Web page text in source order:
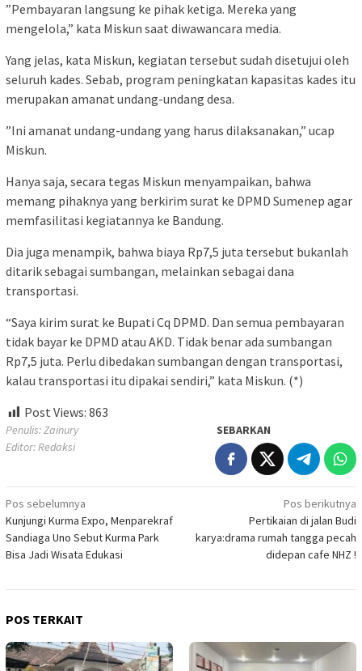
”Pembayaran langsung ke pihak ketiga. Mereka yang
mengelola,” kata Miskun saat diwawancara media.
Yang jelas, kata Miskun, kegiatan tersebut sudah disetujui oleh
seluruh kades. Sebab, program peningkatan kapasitas kades itu
merupakan amanat undang-undang desa.
”Ini amanat undang-undang yang harus dilaksanakan,” ucap
Miskun.
Hanya saja, secara tegas Miskun menyampaikan, bahwa
memang pihaknya yang berkirim surat ke DPMD Sumenep agar
memfasilitasi kegiatannya ke Bandung.
Dia juga menampik, bahwa biaya Rp7,5 juta tersebut bukanlah
ditarik sebagai sumbangan, melainkan sebagai dana
transportasi.
“Saya kirim surat ke Bupati Cq DPMD. Dan semua pembayaran
tidak bayar ke DPMD atau AKD. Tidak benar ada sumbangan
Rp7,5 juta. Perlu dibedakan sumbangan dengan transportasi,
kalau transportasi itu dipakai sendiri,” kata Miskun. (*)
Post Views: 863
Penulis: Zainury
Editor: Redaksi
SEBARKAN
Navigasi
pos
Pos sebelumnya
Kunjungi Kurma Expo, Menparekraf
Sandiaga Uno Sebut Kurma Park
Bisa Jadi Wisata Edukasi
Pos berikutnya
Pertikaian di jalan Budi
karya:drama rumah tangga pecah
didepan cafe NHZ !
POS TERKAIT